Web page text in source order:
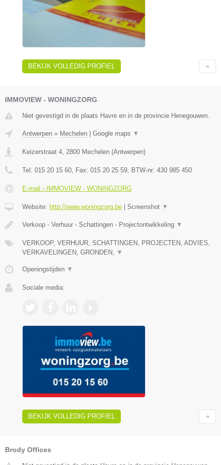
BEKIJK VOLLEDIG PROFIEL
IMMOVIEW - WONINGZORG
Niet gevestigd in de plaats Havre en in de provincie Henegouwen.
Antwerpen » Mechelen | Google maps ▼
Keizerstraat 4 2800 Mechelen (Antwerpen)
Tel: 015 20 15 60 , Fax: 015 20 25 59 , BTW-nr: 430 985 450
E-mail › IMMOVIEW - WONINGZORG
Website: http://www.woningzorg.be | Screenshot ▼
Verkoop - Verhuur - Schattingen - Projectontwikkeling ▼
VERKOOP, VERHUUR, SCHATTINGEN, PROJECTEN, ADVIES,
VERKAVELINGEN, GRONDEN,
▼
Openingstijden ▼
Sociale media:
BEKIJK VOLLEDIG PROFIEL
Brody Offices